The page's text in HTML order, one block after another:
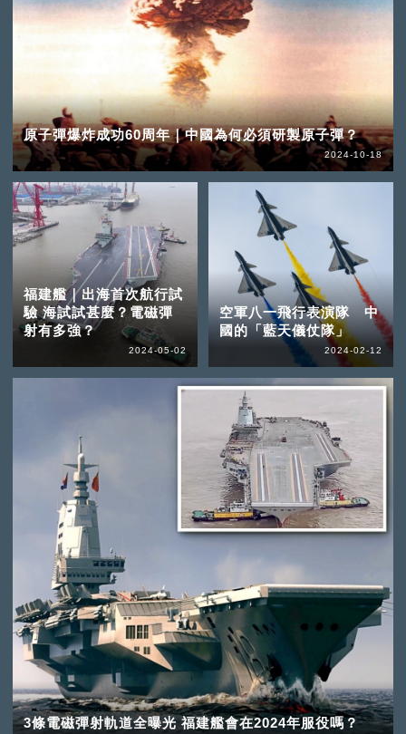
原子彈爆炸成功60周年｜中國為何必須研製原子彈？
2024-10-18
福建艦｜出海首次航行試
驗 海試試甚麼？電磁彈
射有多強？
2024-05-02
空軍八一飛行表演隊 中
國的「藍天儀仗隊」
2024-02-12
3條電磁彈射軌道全曝光 福建艦會在2024年服役嗎？